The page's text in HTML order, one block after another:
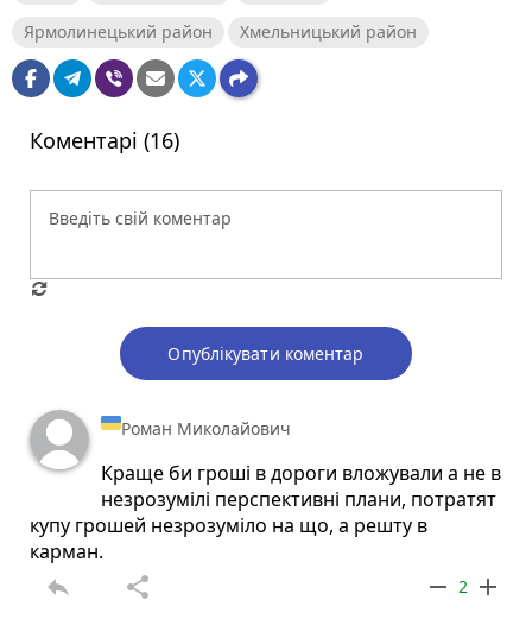
Ярмолинецький район Хмельницький район
Коментарі (16)
Опублікувати коментар
Роман Миколайович
Краще би гроші в дороги вложували а не в
незрозумілі перспективні плани, потратят
купу грошей незрозуміло на що, а решту в
карман.
reply share remove 2 add